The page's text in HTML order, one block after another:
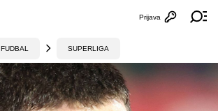
Otvori
Prijava
FUDBAL SUPERLIGA